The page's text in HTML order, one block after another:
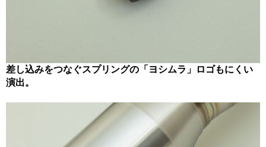
差し込みをつなぐスプリングの「ヨシムラ」ロゴもにくい
演出。